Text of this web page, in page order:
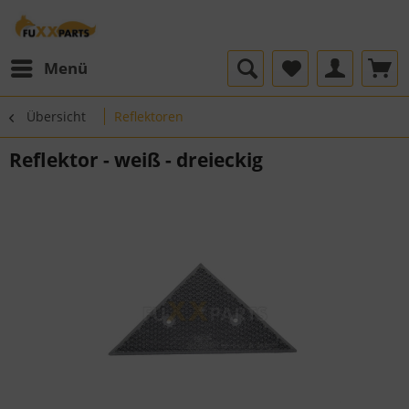
Menü
Übersicht Reflektoren
Reflektor - weiß - dreieckig